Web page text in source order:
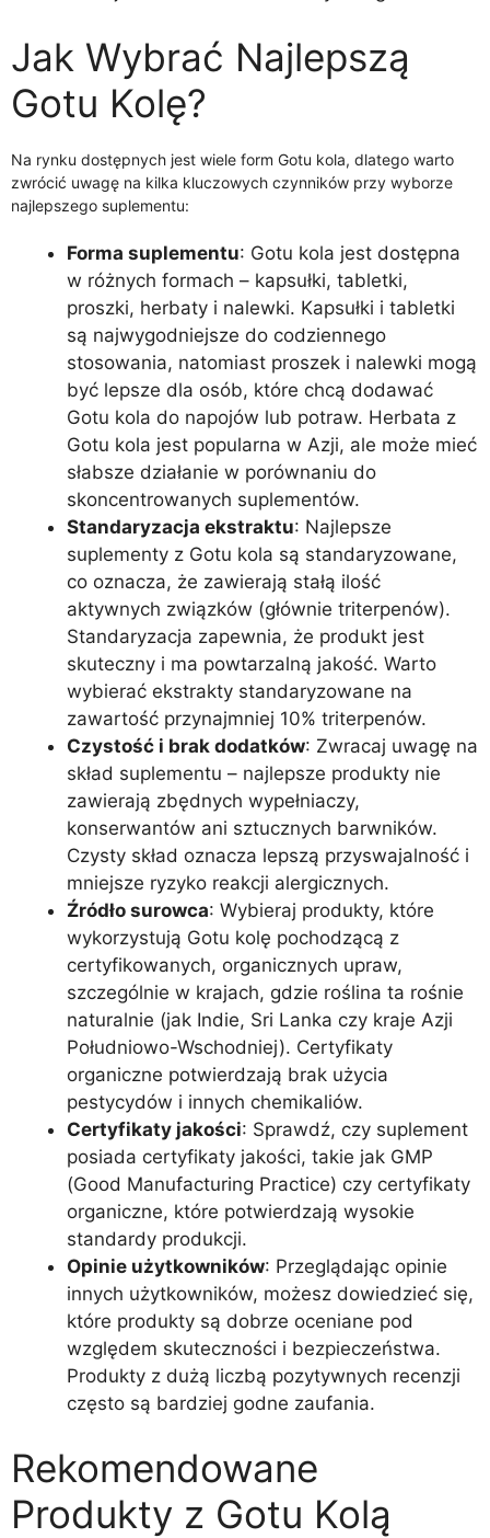
Jak Wybrać Najlepszą
Gotu Kolę?
Na rynku dostępnych jest wiele form Gotu kola, dlatego warto
zwrócić uwagę na kilka kluczowych czynników przy wyborze
najlepszego suplementu:
Forma suplementu: Gotu kola jest dostępna
w różnych formach – kapsułki, tabletki,
proszki, herbaty i nalewki. Kapsułki i tabletki
są najwygodniejsze do codziennego
stosowania, natomiast proszek i nalewki mogą
być lepsze dla osób, które chcą dodawać
Gotu kola do napojów lub potraw. Herbata z
Gotu kola jest popularna w Azji, ale może mieć
słabsze działanie w porównaniu do
skoncentrowanych suplementów.
Standaryzacja ekstraktu: Najlepsze
suplementy z Gotu kola są standaryzowane,
co oznacza, że zawierają stałą ilość
aktywnych związków (głównie triterpenów).
Standaryzacja zapewnia, że produkt jest
skuteczny i ma powtarzalną jakość. Warto
wybierać ekstrakty standaryzowane na
zawartość przynajmniej 10% triterpenów.
Czystość i brak dodatków: Zwracaj uwagę na
skład suplementu – najlepsze produkty nie
zawierają zbędnych wypełniaczy,
konserwantów ani sztucznych barwników.
Czysty skład oznacza lepszą przyswajalność i
mniejsze ryzyko reakcji alergicznych.
Źródło surowca: Wybieraj produkty, które
wykorzystują Gotu kolę pochodzącą z
certyfikowanych, organicznych upraw,
szczególnie w krajach, gdzie roślina ta rośnie
naturalnie (jak Indie, Sri Lanka czy kraje Azji
Południowo-Wschodniej). Certyfikaty
organiczne potwierdzają brak użycia
pestycydów i innych chemikaliów.
Certyfikaty jakości: Sprawdź, czy suplement
posiada certyfikaty jakości, takie jak GMP
(Good Manufacturing Practice) czy certyfikaty
organiczne, które potwierdzają wysokie
standardy produkcji.
Opinie użytkowników: Przeglądając opinie
innych użytkowników, możesz dowiedzieć się,
które produkty są dobrze oceniane pod
względem skuteczności i bezpieczeństwa.
Produkty z dużą liczbą pozytywnych recenzji
często są bardziej godne zaufania.
Rekomendowane
Produkty z Gotu Kolą